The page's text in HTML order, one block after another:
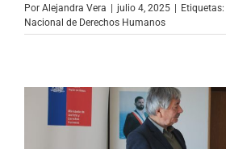
Por Alejandra Vera | julio 4, 2025 | Etiquetas:
Nacional de Derechos Humanos